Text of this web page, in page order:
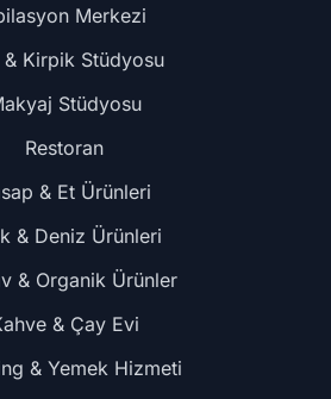
Merkezi
& Kirpik Stüdyosu
Stüdyosu
Restoran
& Et Ürünleri
& Deniz Ürünleri
& Organik Ürünler
& Çay Evi
& Yemek Hizmeti